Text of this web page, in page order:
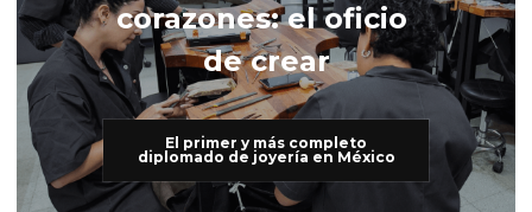
corazones: el oficio
de crear
El primer y más completo
diplomado de joyería en México